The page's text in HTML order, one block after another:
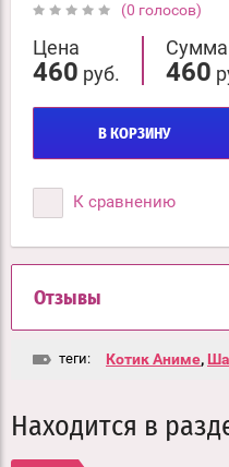
(0 голосов)
Цена
460 руб.
Сумма
460
В КОРЗИНУ
К сравнению
Отзывы
теги: Котик Аниме,
Находится в